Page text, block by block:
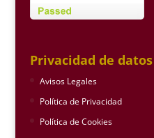
Privacidad de datos
Avisos Legales
Política de Privacidad
Política de Cookies